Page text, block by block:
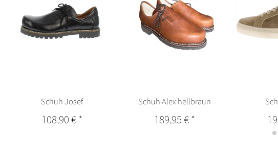
Schuh Josef
108,90 €*
Schuh Alex hellbraun
189,95 €*